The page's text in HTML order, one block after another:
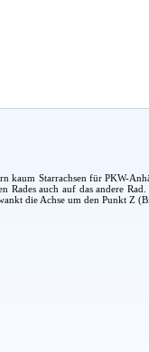
kaum Starrachsen für PKW-
Rades auch auf das andere
die Achse um den Punkt Z